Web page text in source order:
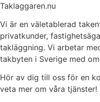
Taklaggaren.nu
Vi är en väletablerad
privatkunder,
takläggning. Vi arbetar
takbyten i Sverige med
Hör av dig till oss för en
veta mer om våra tjänster!